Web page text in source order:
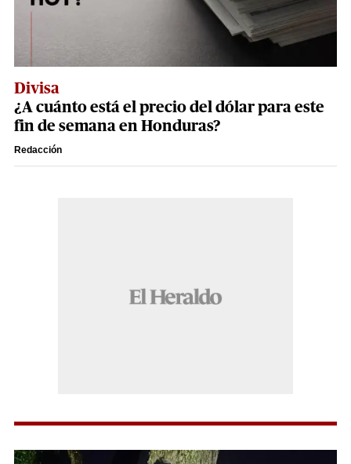
Divisa
¿A cuánto está el precio del dólar para este
fin de semana en Honduras?
Redacción